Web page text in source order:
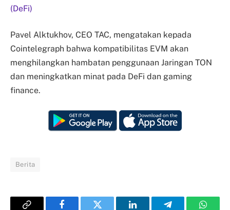
(DeFi)
Pavel Alktukhov, CEO TAC, mengatakan kepada
Cointelegraph bahwa kompatibilitas EVM akan
menghilangkan hambatan penggunaan Jaringan TON
dan meningkatkan minat pada DeFi dan gaming
finance.
Berita